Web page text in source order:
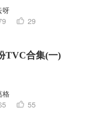
呀
29
TVC合集(一)
格
55